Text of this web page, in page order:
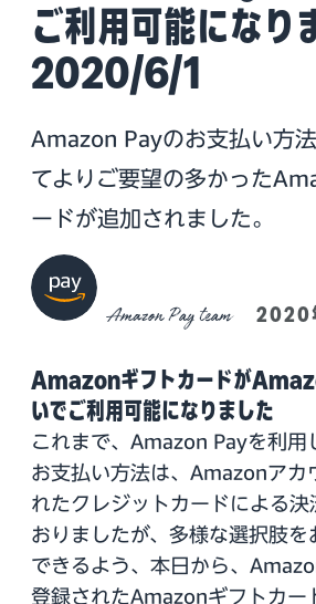
ご利用可能になり
2020/6/1
Amazon Payのお支払い方
てよりご要望の多かった
ードが追加されました。
Amazon Pay team 2020
Amazonギフトカードが
いでご利用可能になりました
これまで、Amazon Payを利用
お支払い方法は、Amazonアカ
れたクレジットカードによる決
おりましたが、多様な選択肢を
できるよう、本日から、
登録されたAmazonギフトカー